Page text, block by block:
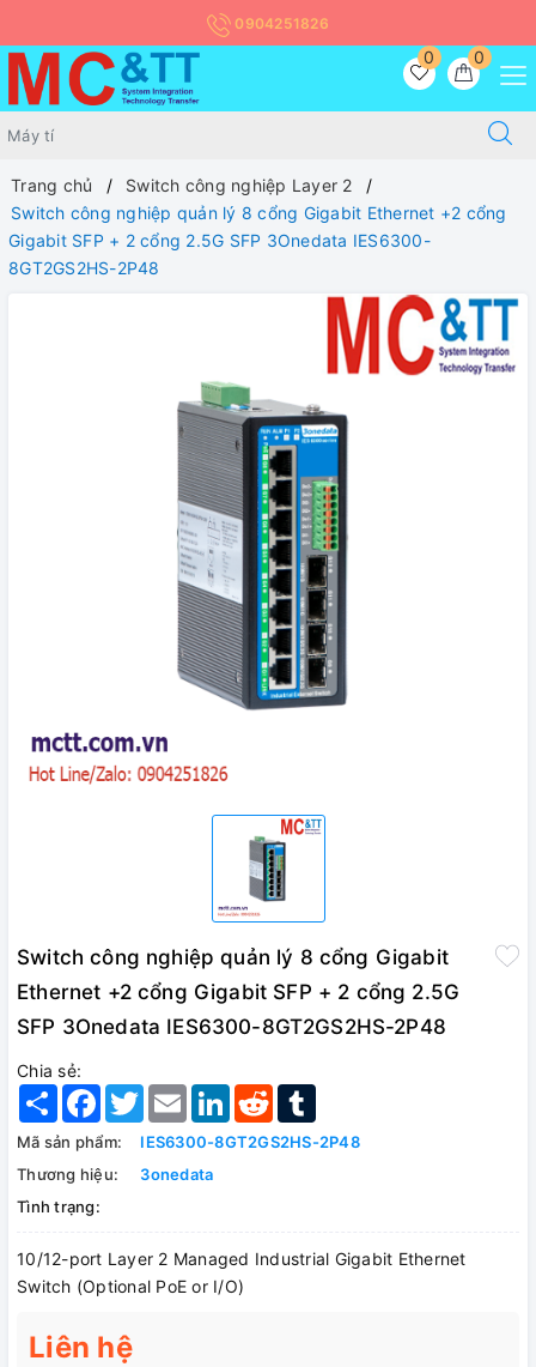
0904251826
0
0
Trang chủ
Switch công nghiệp Layer 2
Switch công nghiệp quản lý 8 cổng Gigabit Ethernet +2 cổng
Gigabit SFP + 2 cổng 2.5G SFP 3Onedata IES6300-
8GT2GS2HS-2P48
Switch công nghiệp quản lý 8 cổng Gigabit
Ethernet +2 cổng Gigabit SFP + 2 cổng 2.5G
SFP 3Onedata IES6300-8GT2GS2HS-2P48
Chia sẻ:
Share Facebook
TwitterEmail LinkedInReddit
Mã sản phẩm:
IES6300-8GT2GS2HS-2P48
Thương hiệu:
3onedata
Tình trạng:
10/12-port Layer 2 Managed Industrial Gigabit Ethernet
Switch (Optional PoE or I/O)
Liên hệ